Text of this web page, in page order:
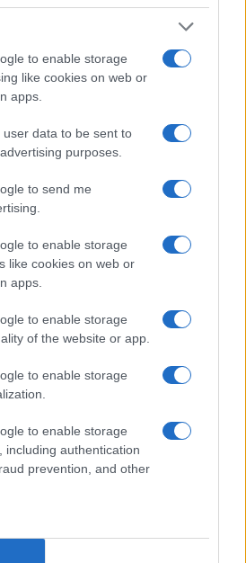
to enable storage
like cookies on web or
apps.
user data to be sent to
purposes.
to send me
to enable storage
like cookies on web or
apps.
to enable storage
of the website or app.
to enable storage
to enable storage
including authentication
prevention, and other
Diturco